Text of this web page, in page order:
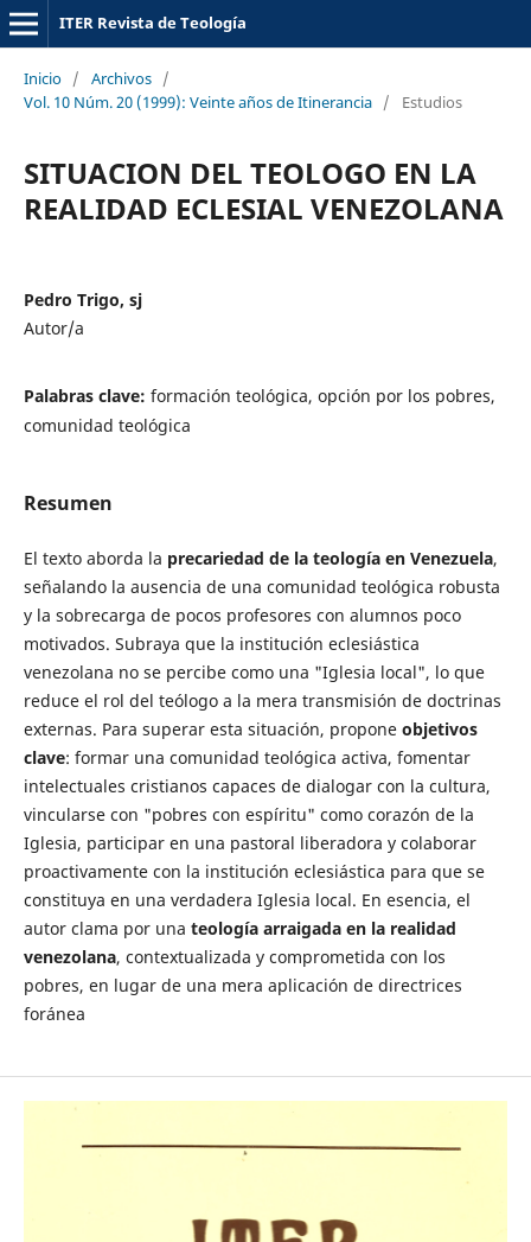
ITER Revista de Teología
Inicio / Archivos /
Vol. 10 Núm. 20 (1999): Veinte años de Itinerancia / Estudios
SITUACION DEL TEOLOGO EN LA
REALIDAD ECLESIAL VENEZOLANA
Pedro Trigo, sj
Autor/a
Palabras clave: formación teológica, opción por los pobres,
comunidad teológica
Resumen
El texto aborda la precariedad de la teología en Venezuela,
señalando la ausencia de una comunidad teológica robusta
y la sobrecarga de pocos profesores con alumnos poco
motivados. Subraya que la institución eclesiástica
venezolana no se percibe como una "Iglesia local", lo que
reduce el rol del teólogo a la mera transmisión de doctrinas
externas. Para superar esta situación, propone objetivos
clave: formar una comunidad teológica activa, fomentar
intelectuales cristianos capaces de dialogar con la cultura,
vincularse con "pobres con espíritu" como corazón de la
Iglesia, participar en una pastoral liberadora y colaborar
proactivamente con la institución eclesiástica para que se
constituya en una verdadera Iglesia local. En esencia, el
autor clama por una teología arraigada en la realidad
venezolana, contextualizada y comprometida con los
pobres, en lugar de una mera aplicación de directrices
foránea